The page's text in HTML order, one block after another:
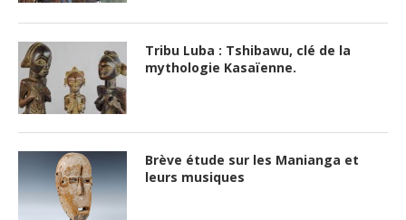
Tribu Luba : Tshibawu, clé de la
mythologie Kasaïenne.
Brève étude sur les Manianga et
leurs musiques